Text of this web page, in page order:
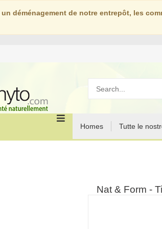
déménagement de notre entrepôt, les
Homes Tutte le
Nat & Form -